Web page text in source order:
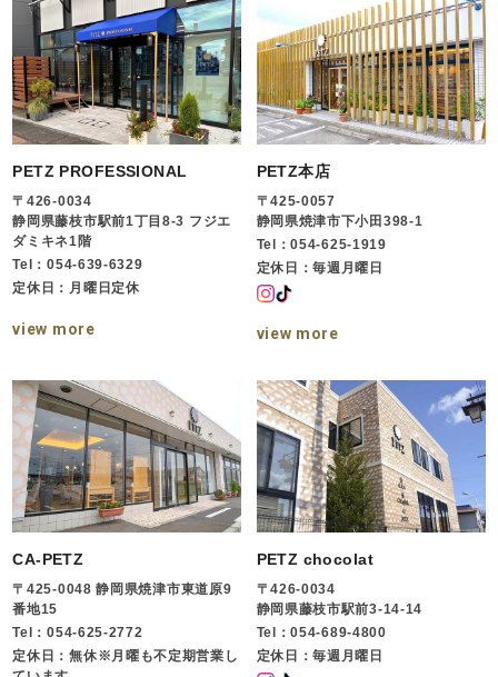
PETZ PROFESSIONAL
〒426-0034
静岡県藤枝市駅前1丁目8-3 フジエ
ダミキネ1階
Tel：054-639-6329
定休日：月曜日定休
view more
PETZ本店
〒425-0057
静岡県焼津市下小田398-1
Tel：054-625-1919
定休日：毎週月曜日
view more
CA-PETZ
〒425-0048 静岡県焼津市東道原9
番地15
Tel：054-625-2772
定休日：無休※月曜も不定期営業し
PETZ chocolat
〒426-0034
静岡県藤枝市駅前3-14-14
Tel：054-689-4800
定休日：毎週月曜日